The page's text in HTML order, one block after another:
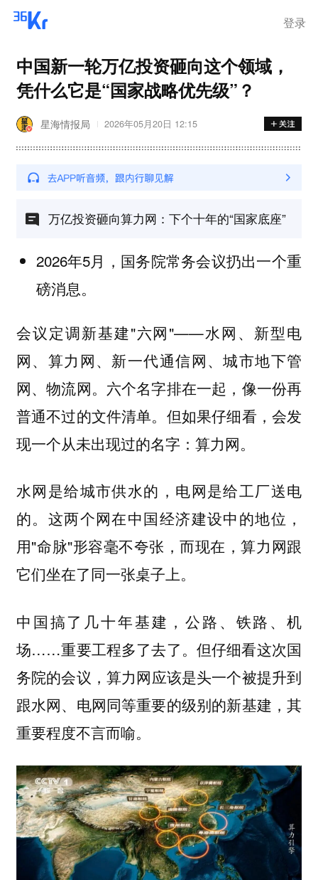
登录
中国新一轮万亿投资砸向这个领域，
凭什么它是“国家战略优先级”？
星海情报局 2026年05月20日 12:15
万亿投资砸向算力网：下个十年的“国家底座”
2026年5月，国务院常务会议扔出一个重
磅消息。
会议定调新基建"六网"——水网、新型电
网、算力网、新一代通信网、城市地下管
网、物流网。六个名字排在一起，像一份再
普通不过的文件清单。但如果仔细看， 会发
现一个从未出现过的名字：算力网。
水网是给城市供水的，电网是给工厂送电
的。这两个网在中国经济建设中的地位，
用"命脉"形容毫不夸张，而现在，算力网跟
它们坐在了同一张桌子上。
中国搞了几十年基建，公路、铁路、机
场……重要工程多了去了。但仔细看这次国
务院的会议， 算力网应该是头一个被提升到
跟水网、电网同等重要的级别的新基建，其
重要程度不言而喻。